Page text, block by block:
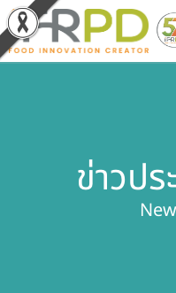
ผลิตภัณฑ์และจำหน่าย
ข่าวป